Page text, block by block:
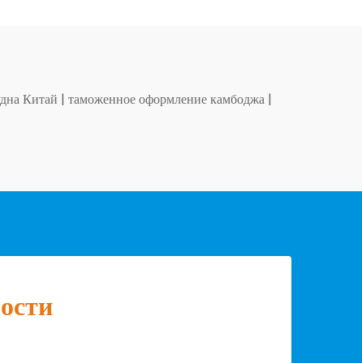
Китай | таможенное оформление камбоджа |